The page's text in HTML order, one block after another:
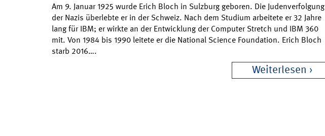
Am 9. Januar 1925 wurde Erich Bloch in Sulzburg geboren. Die Judenverfolgung
der Nazis überlebte er in der Schweiz. Nach dem Studium arbeitete er 32 Jahre
lang für IBM; er wirkte an der Entwicklung der Computer Stretch und IBM 360
mit. Von 1984 bis 1990 leitete er die National Science Foundation. Erich Bloch
starb 2016….
Weiterlesen